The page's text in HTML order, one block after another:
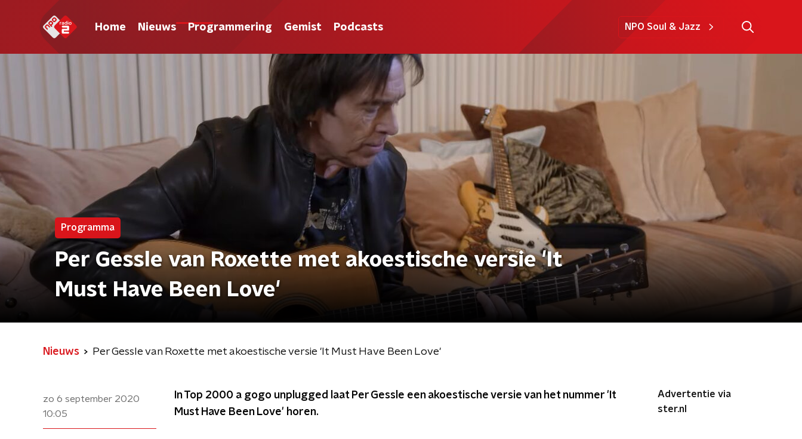
Home Nieuws Programmering Gemist Podcasts NPO Soul & Jazz
Programma
Per Gessle van Roxette met akoestische versie 'It
Must Have Been Love'
Nieuws Per Gessle van Roxette met akoestische versie 'It Must Have Been Love'
zo 6 september 2020
10:05
In Top 2000 a gogo unplugged laat Per Gessle een akoestische versie van het nummer 'It
Must Have Been Love' horen.
Advertentie via
ster.nl